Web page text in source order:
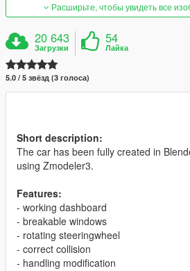
Расширьте, чтобы увидеть все
20 643
Загрузки
54
Лайка
5.0 / 5 звёзд (3 голоса)
Short description:
The car has been fully created in
using Zmodeler3.
Features:
- working dashboard
- breakable windows
- rotating steeringwheel
- correct collision
- handling modification